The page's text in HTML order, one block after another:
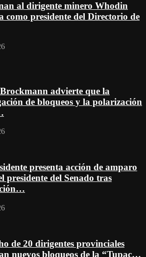
al dirigente minero Whodin
como presidente del Directorio de
advierte que la
de bloqueos y la polarización
presenta acción de amparo
presidente del Senado tras
de 20 dirigentes provinciales
nuevos bloqueos de la “Tupac…